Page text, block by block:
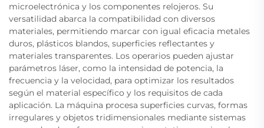
microelectrónica y los componentes relojeros. Su
versatilidad abarca la compatibilidad con diversos
materiales, permitiendo marcar con igual eficacia metales
duros, plásticos blandos, superficies reflectantes y
materiales transparentes. Los operarios pueden ajustar
parámetros láser, como la intensidad de potencia, la
frecuencia y la velocidad, para optimizar los resultados
según el material específico y los requisitos de cada
aplicación. La máquina procesa superficies curvas, formas
irregulares y objetos tridimensionales mediante sistemas